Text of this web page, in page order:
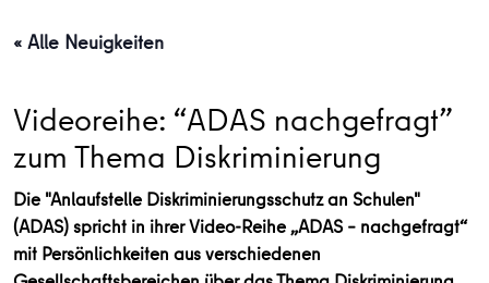
« Alle Neuigkeiten
Videoreihe: “ADAS nachgefragt”
zum Thema Diskriminierung
Die "Anlaufstelle Diskriminierungsschutz an Schulen"
(ADAS) spricht in ihrer Video-Reihe „ADAS – nachgefragt“
mit Persönlichkeiten aus verschiedenen